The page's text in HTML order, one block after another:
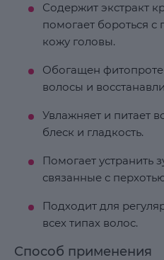
Содержит экстракт
помогает бороться с
кожу головы.
Обогащен
волосы и
Увлажняет и питает
блеск и гладкость.
Помогает устранить
связанные с
Подходит для
всех типах волос.
Способ применения